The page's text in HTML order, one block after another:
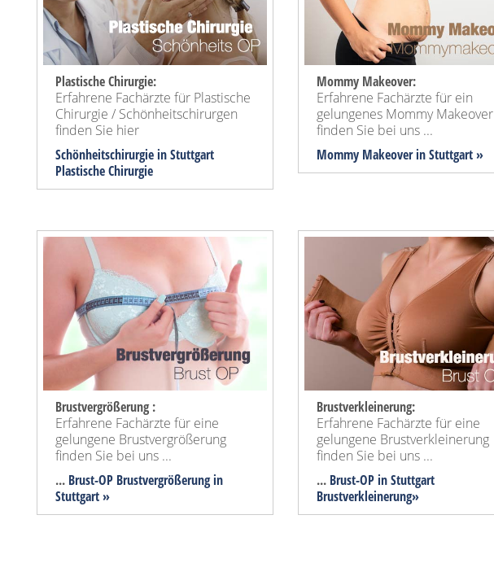
Plastische Chirurgie:
Erfahrene Fachärzte für Plastische
Chirurgie / Schönheitschirurgen
finden Sie hier
Schönheitschirurgie in Stuttgart
Plastische Chirurgie
Mommy Makeover:
Erfahrene Fachärzte für ein
gelungenes Mommy Makeover
finden Sie bei uns ...
Mommy Makeoverin Stuttgart »
Brustvergrößerung :
Erfahrene Fachärzte für eine
gelungene Brustvergrößerung
finden Sie bei uns ...
... Brust-OP Brustvergrößerung in
Stuttgart »
Brustverkleinerung:
Erfahrene Fachärzte für eine
gelungene Brustverkleinerung
finden Sie bei uns ...
... Brust-OP in Stuttgart
Brustverkleinerung»